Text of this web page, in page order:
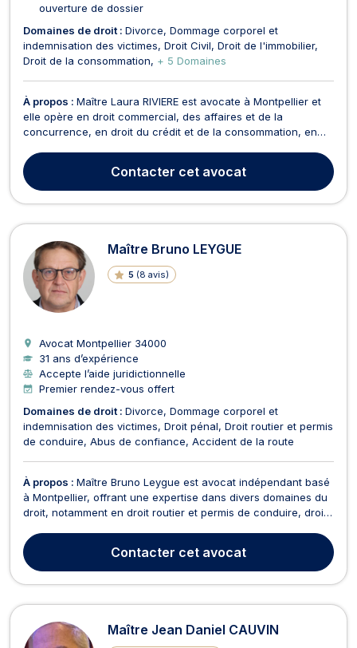
ouverture de dossier
Domaines de droit : Divorce Dommage corporel et
indemnisation des victimes Droit Civil Droit de l'immobilier
Droit de la consommation
+ 5 Domaines
À propos : Maître Laura RIVIERE est avocate à Montpellier et
elle opère en droit commercial, des affaires et de la
concurrence, en droit du crédit et de la consommation, en
qu’en droit de l’immobilier. Pour ce qui est du droit de la
famille, Maître Laura Rivière intervient d...
Contacter cet avocat
Maître Bruno LEYGUE
5 (8 avis)
Avocat Montpellier 34000
31 ans d’expérience
Accepte l’aide juridictionnelle
Premier rendez-vous offert
Domaines de droit : Divorce Dommage corporel et
indemnisation des victimes Droit pénal Droit routier et permis
de conduire Abus de confiance Accident de la route
À propos : Maître Bruno Leygue est avocat indépendant basé
à Montpellier, offrant une expertise dans divers domaines du
droit, notamment en droit routier et permis de conduire, droit
divorce, droit civil, et droit de la chasse . Réactif et
pragmatique, Maître Bruno Leygue s'engage...
Contacter cet avocat
Maître Jean Daniel CAUVIN